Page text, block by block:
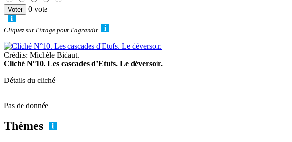
0 vote
Cliquez sur l'image pour l'agrandir
Crédits: Michèle Bidaut.
Cliché N°10. Les cascades d’Etufs. Le déversoir.
Détails du cliché
Pas de donnée
Thèmes